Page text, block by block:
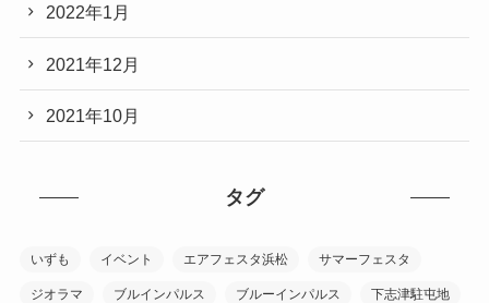
2022年1月
2021年12月
2021年10月
タグ
いずも イベント エアフェスタ浜松 サマーフェスタ
ジオラマ ブルインパルス ブルーインパルス 下志津駐屯地